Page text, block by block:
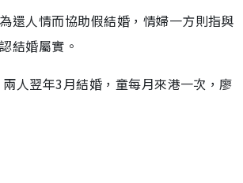
還人情而協助假結婚，情婦一方則指與
結婚屬實。
人翌年3月結婚，童每月來港一次，廖